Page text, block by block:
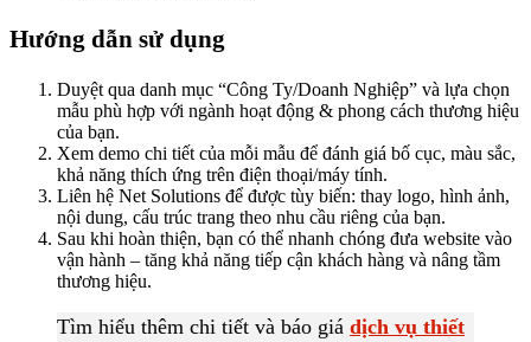
Hướng dẫn sử dụng
Duyệt qua danh mục “Công Ty/Doanh Nghiệp” và lựa chọn
mẫu phù hợp với ngành hoạt động & phong cách thương hiệu
của bạn.
Xem demo chi tiết của mỗi mẫu để đánh giá bố cục, màu sắc,
khả năng thích ứng trên điện thoại/máy tính.
Liên hệ Net Solutions để được tùy biến: thay logo, hình ảnh,
nội dung, cấu trúc trang theo nhu cầu riêng của bạn.
Sau khi hoàn thiện, bạn có thể nhanh chóng đưa website vào
vận hành – tăng khả năng tiếp cận khách hàng và nâng tầm
thương hiệu.
Tìm hiểu thêm chi tiết và báo giá dịch vụ thiết